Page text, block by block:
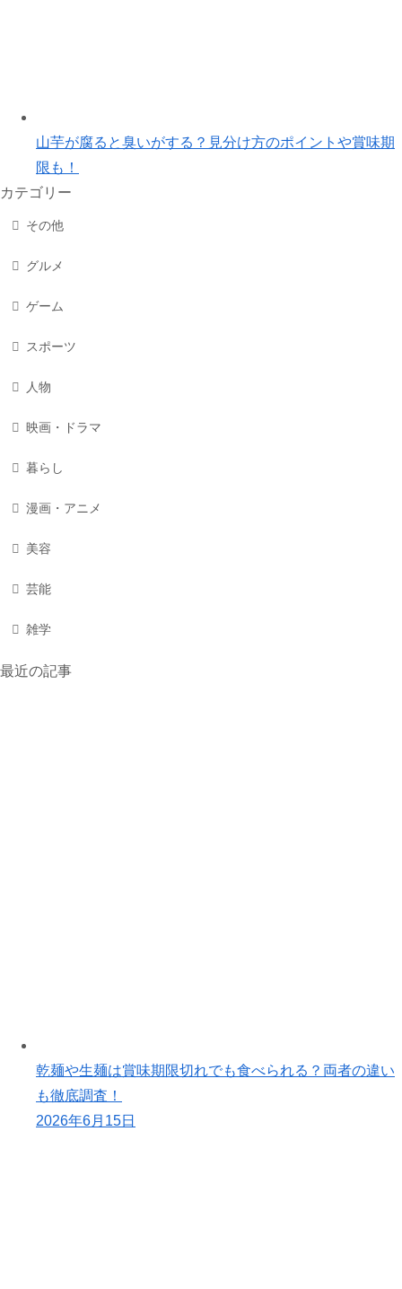
山芋が腐ると臭いがする？見分け方のポイントや賞味期
限も！
カテゴリー
その他
グルメ
ゲーム
スポーツ
人物
映画・ドラマ
暮らし
漫画・アニメ
美容
芸能
雑学
最近の記事
乾麺や生麺は賞味期限切れでも食べられる？両者の違い
も徹底調査！
2026年6月15日